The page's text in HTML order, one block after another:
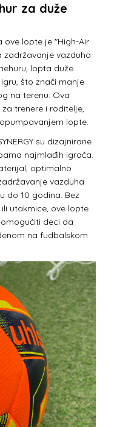
za duže
ove lopte je "High-Air
zadržavanje vazduha
lopta duže
što znači manje
na terenu. Ova
trenere i roditelje,
lopte.
su dizajnirane
najmlađih igrača.
optimalno
vazduha
do 10 godina. Bez
utakmice, ove lopte
deci da
na fudbalskom